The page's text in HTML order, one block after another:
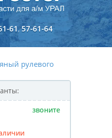
61,57-61-64
рулевого
звоните